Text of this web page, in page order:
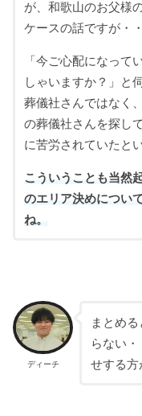
が、和歌山のお父様
ケースの話ですが・・
「今ご心配になって
しゃいますか？」と
葬儀社さんではなく
の葬儀社さんを探し
に苦労されていたと
こういうことも当然
のエリア決めについ
ね。
ディーチ
まとめ
らない
せする方